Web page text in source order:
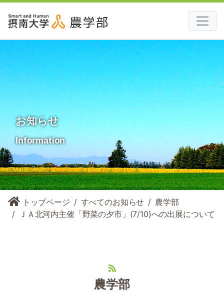
お知らせ
Information
トップページ すべてのお知らせ
農学部
ＪＡ北河内主催「野菜の夕市」(7/10)への出展について
農学部